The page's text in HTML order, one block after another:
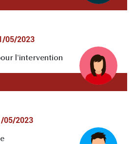
05/2023
l'intervention
05/2023